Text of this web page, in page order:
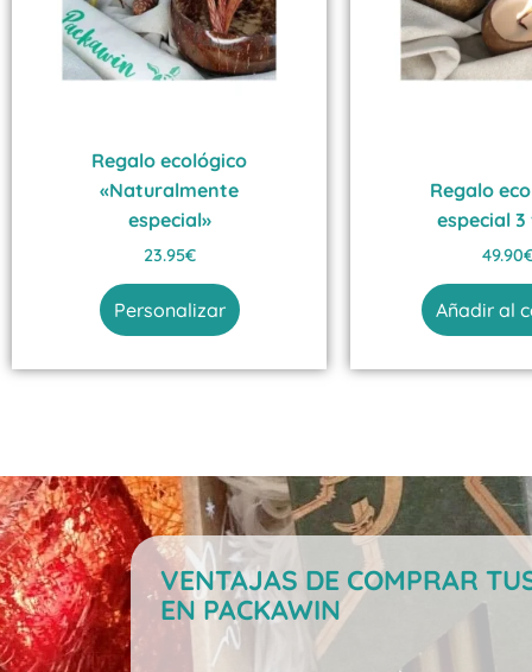
Regalo ecológico
«Naturalmente
especial»
23.95€
Personalizar
Regalo
especial 3
49.90
Añadir al
VENTAJAS DE COMPRAR
EN PACKAWIN